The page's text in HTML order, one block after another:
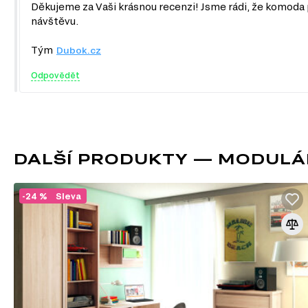
Nástěnné police a skříňky
Zrcadla
Kancelářské stoly
Děkujeme za Vaši krásnou recenzi! Jsme rádi, že
návštěvu.
Tým Dubok.cz
Odpovědět
DALŠÍ PRODUKTY —
Sleva
-24 %